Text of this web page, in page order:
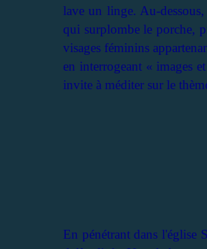
lave un linge. Au-
qui surplombe le porche,
visages féminins
en interrogeant « images
invite à méditer sur le
En pénétrant dans l'église